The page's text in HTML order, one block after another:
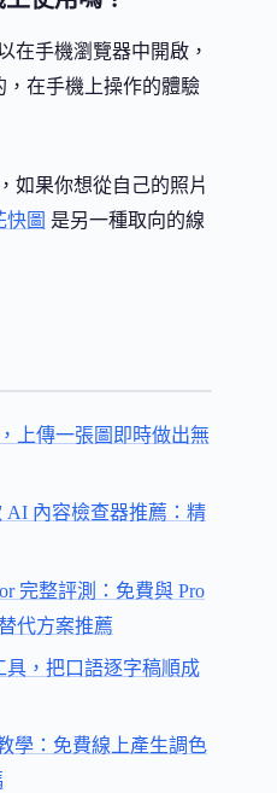
在手機瀏覽器中開啟，
在手機上操作的體驗
如果你想從自己的照片
快圖 是另一種取向的線
上傳一張圖即時做出無
AI 內容檢查器推薦：精
完整評測：免費與 Pro
代方案推薦
具，把口語逐字稿順成
學：免費線上產生調色